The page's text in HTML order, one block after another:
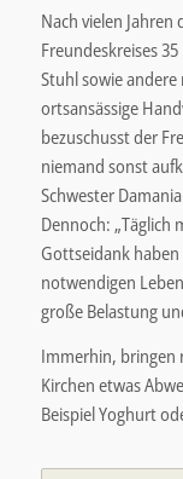
Nach vielen
Freundeskreises
Stuhl sowie
ortsansässige
bezuschusst der
niemand sonst
Schwester
Dennoch: „Täglich
Gottseidank
notwendigen
große Belastung
Immerhin, bringen
Kirchen etwas
Beispiel Yoghurt